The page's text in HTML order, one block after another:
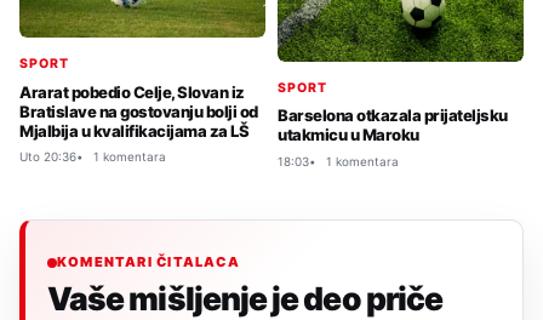
SPORT
Ararat pobedio Celje, Slovan iz
Bratislave na gostovanju bolji od
Mjalbija u kvalifikacijama za LŠ
Uto 20:36 1 komentara
SPORT
Barselona otkazala prijateljsku
utakmicu u Maroku
18:03 1 komentara
KOMENTARI ČITALACA
Vaše mišljenje je deo priče